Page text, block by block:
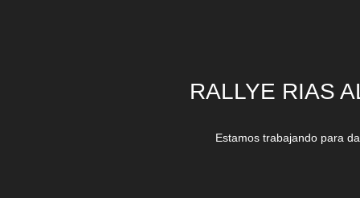
RALLYE RIAS
Estamos trabajando para